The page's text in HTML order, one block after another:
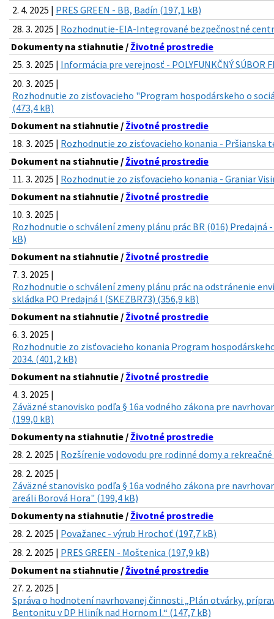
2. 4. 2025 | PRES GREEN - BB, Badín (197,1 kB)
28. 3. 2025 | Rozhodnutie-EIA-Integrované bezpečnostné
Dokumenty na stiahnutie / Životné prostredie
25. 3. 2025 | Informácia pre verejnosť - POLYFUNKČNÝ SÚBOR
20. 3. 2025 |
Rozhodnutie zo zisťovacieho "Program hospodárskeho o
(473,4 kB)
Dokument na stiahnutie / Životné prostredie
18. 3. 2025 | Rozhodnutie zo zisťovacieho konania - Pršianska
Dokument na stiahnutie / Životné prostredie
11. 3. 2025 | Rozhodnutie zo zisťovacieho konania - Graniar
Dokument na stiahnutie / Životné prostredie
10. 3. 2025 |
Rozhodnutie o schválení zmeny plánu prác BR (016) Predajná
kB)
Dokument na stiahnutie / Životné prostredie
7. 3. 2025 |
Rozhodnutie o schválení zmeny plánu prác na odstránenie
skládka PO Predajná I (SKEZBR73) (356,9 kB)
Dokument na stiahnutie / Životné prostredie
6. 3. 2025 |
Rozhodnutie zo zisťovacieho konania Program
2034. (401,2 kB)
Dokument na stiahnutie / Životné prostredie
4. 3. 2025 |
Záväzné stanovisko podľa § 16a vodného zákona pre
(199,0 kB)
Dokumenty na stiahnutie / Životné prostredie
28. 2. 2025 | Rozšírenie vodovodu pre rodinné domy a
28. 2. 2025 |
Záväzné stanovisko podľa § 16a vodného zákona pre
areáli Borová Hora" (199,4 kB)
Dokumenty na stiahnutie / Životné prostredie
28. 2. 2025 | Považanec - výrub Hrochoť (197,7 kB)
28. 2. 2025 | PRES GREEN - Moštenica (197,9 kB)
Dokument na stiahnutie / Životné prostredie
27. 2. 2025 |
Správa o hodnotení navrhovanej činnosti „Plán otvárky,
Bentonitu v DP Hliník nad Hornom I.“ (147,7 kB)